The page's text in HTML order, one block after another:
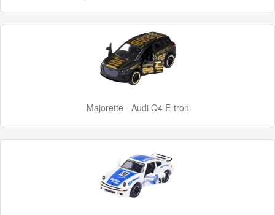
Super
Aanbiedingen
Majorette - Audi Q4 E-tron